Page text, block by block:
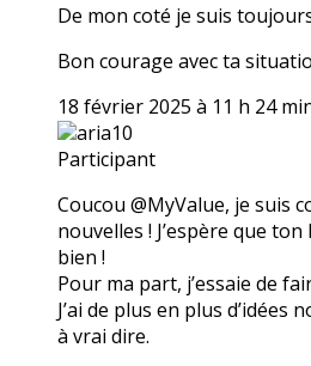
De mon coté je suis
Bon courage avec ta
18 février 2025 à 11 h 24
aria10
Participant
Coucou @MyValue, je suis
nouvelles ! J’espère que
bien !
Pour ma part, j’essaie de
J’ai de plus en plus d’idées
à vrai dire.